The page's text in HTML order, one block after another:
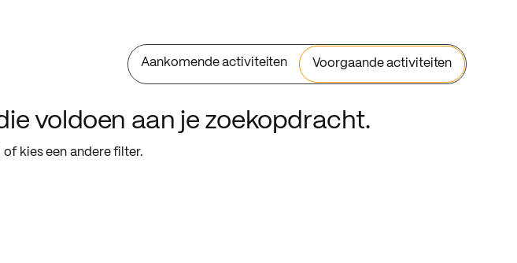
Aankomende activiteiten Voorgaande activiteiten
voldoen aan je zoekopdracht.
kies een andere filter.